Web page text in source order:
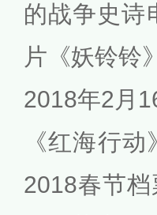
的战争史诗
片《妖铃铃
2018年2月
《红海行
2018春节